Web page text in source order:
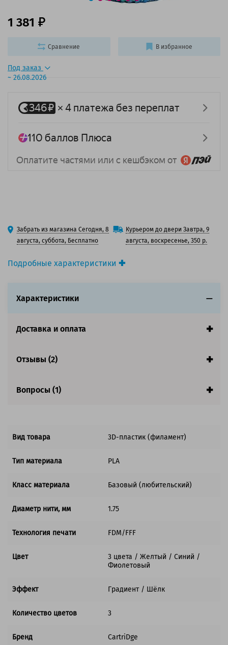
Подробные характеристики
Цвет:3 цвета / Желтый / Синий / Фиолетовый
Диаметр нити, мм:1.75
Страна:Китай
Под заказ
~ 26.08.2026
1 381
Забрать из магазина Сегодня, 8
августа, суббота, Бесплатно
Курьером до двери Завтра, 9
августа, воскресенье, 350 р.
Сравнение В избранное
Характеристики
Доставка и оплата
Отзывы (2)
Вопросы (1)
Вид товара 3D-пластик (филамент)
Тип материала PLA
Класс материала Базовый (любительский)
Диаметр нити, мм 1.75
Технология печати FDM/FFF
Цвет
3 цвета / Желтый / Синий /
Фиолетовый
Эффект Градиент / Шёлк
Количество цветов 3
Бренд CartriDge